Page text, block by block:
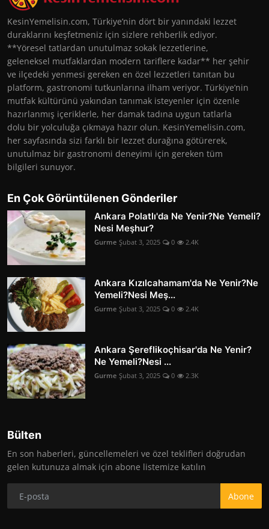
KesinYemelisin.com, Türkiye’nin dört bir yanındaki lezzet
duraklarını keşfetmeniz için sizlere rehberlik ediyor.
**Yöresel tatlardan unutulmaz sokak lezzetlerine,
geleneksel mutfaklardan modern tariflere kadar** her şehir
ve ilçedeki yenmesi gereken en özel lezzetleri tanıtan bu
platform, gastronomi tutkunlarına ilham veriyor. Türkiye’nin
mutfak kültürünü yakından tanımak isteyenler için özenle
hazırlanmış içeriklerle, her damak tadına uygun tatlarla
dolu bir yolculuğa çıkmaya hazır olun. KesinYemelisin.com,
her sayfasında sizi farklı bir lezzet durağına götürerek,
unutulmaz bir gastronomi deneyimi için gereken tüm
bilgileri sunuyor.
En Çok Görüntülenen Gönderiler
Ankara Polatlı'da Ne Yenir?Ne Yemeli?
Nesi Meşhur?
Gurme Şubat 3, 2025 0 2.4K
Ankara Kızılcahamam'da Ne Yenir?Ne
Yemeli?Nesi Meş...
Gurme Şubat 3, 2025 0 2.4K
Ankara Şereflikoçhisar'da Ne Yenir?
Ne Yemeli?Nesi ...
Gurme Şubat 3, 2025 0 2.3K
Bülten
En son haberleri, güncellemeleri ve özel teklifleri doğrudan
gelen kutunuza almak için abone listemize katılın
Abone